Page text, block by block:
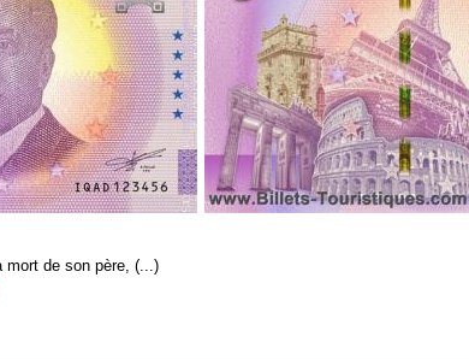
mort de son père, (...)